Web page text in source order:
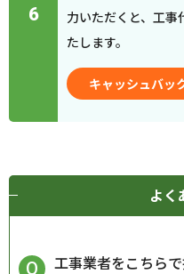
6
力いただくと、工
たします。
キャッシュバッ
よく
工事業者をこちら